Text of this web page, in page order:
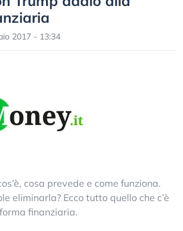
2017 - 13:34
cosa prevede e come funziona.
eliminarla? Ecco tutto quello che c’è
finanziaria.